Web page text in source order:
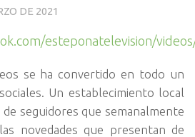
DE 2021
esteponatelevision/
se ha convertido en todo un
Un establecimiento local
seguidores que semanalmente
novedades que presentan de